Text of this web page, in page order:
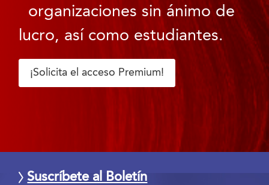
organizaciones sin ánimo de
lucro, así como estudiantes.
¡Solicita el acceso Premium!
Suscríbete al Boletín